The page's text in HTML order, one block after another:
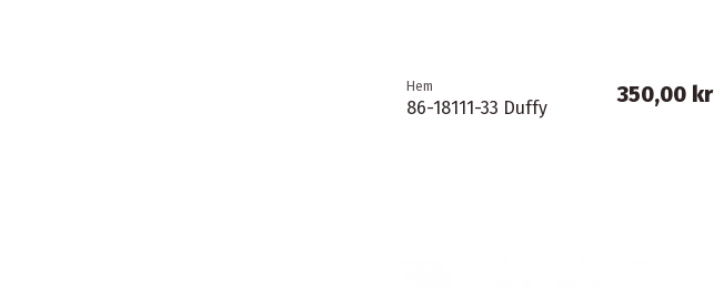
Hem
86-18111-33 Duffy
350,00 kr